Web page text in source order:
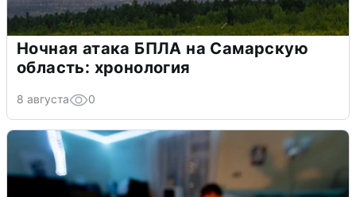
Ночная атака БПЛА на Самарскую
область: хронология
8 августа 0